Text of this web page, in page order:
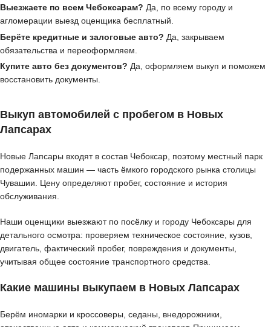
Выезжаете по всем Чебоксарам? Да, по всему городу и
агломерации выезд оценщика бесплатный.
Берёте кредитные и залоговые авто? Да, закрываем
обязательства и переоформляем.
Купите авто без документов? Да, оформляем выкуп и поможем
восстановить документы.
Выкуп автомобилей с пробегом в Новых
Лапсарах
Новые Лапсары входят в состав Чебоксар, поэтому местный парк
подержанных машин — часть ёмкого городского рынка столицы
Чувашии. Цену определяют пробег, состояние и история
обслуживания.
Наши оценщики выезжают по посёлку и городу Чебоксары для
детального осмотра: проверяем техническое состояние, кузов,
двигатель, фактический пробег, повреждения и документы,
учитывая общее состояние транспортного средства.
Какие машины выкупаем в Новых Лапсарах
Берём иномарки и кроссоверы, седаны, внедорожники,